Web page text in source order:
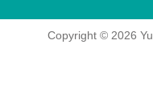
Copyright © 2026